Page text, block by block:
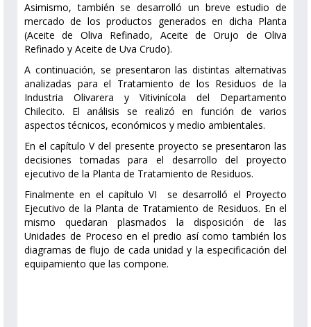
Asimismo, también se desarrolló un breve estudio de
mercado de los productos generados en dicha Planta
(Aceite de Oliva Refinado, Aceite de Orujo de Oliva
Refinado y Aceite de Uva Crudo).
A continuación, se presentaron las distintas alternativas
analizadas para el Tratamiento de los Residuos de la
Industria Olivarera y Vitivinícola del Departamento
Chilecito. El análisis se realizó en función de varios
aspectos técnicos, económicos y medio ambientales.
En el capítulo V del presente proyecto se presentaron las
decisiones tomadas para el desarrollo del proyecto
ejecutivo de la Planta de Tratamiento de Residuos.
Finalmente en el capítulo VI se desarrolló el Proyecto
Ejecutivo de la Planta de Tratamiento de Residuos. En el
mismo quedaran plasmados la disposición de las
Unidades de Proceso en el predio así como también los
diagramas de flujo de cada unidad y la especificación del
equipamiento que las compone.